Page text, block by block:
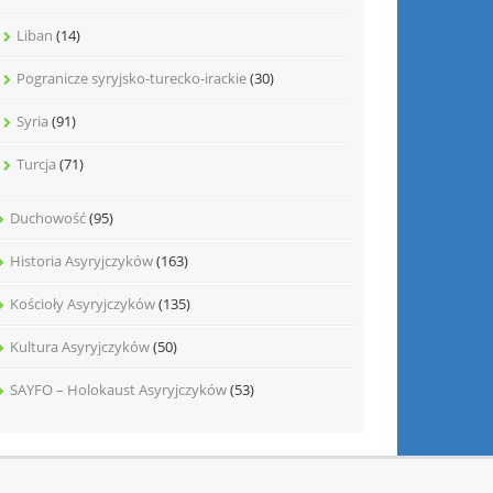
Liban (14)
Pogranicze syryjsko-turecko-irackie(30)
Syria (91)
Turcja (71)
Duchowość(95)
Historia Asyryjczyków(163)
Kościoły Asyryjczyków(135)
Kultura Asyryjczyków(50)
SAYFO – Holokaust Asyryjczyków(53)